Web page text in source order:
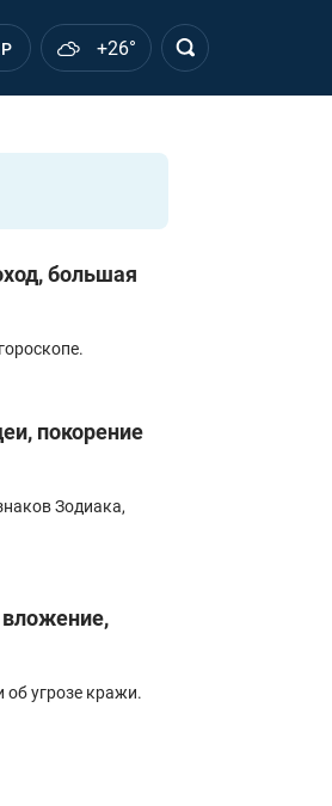
+26°
большая
покорение
Зодиака,
вложение,
об угрозе кражи.